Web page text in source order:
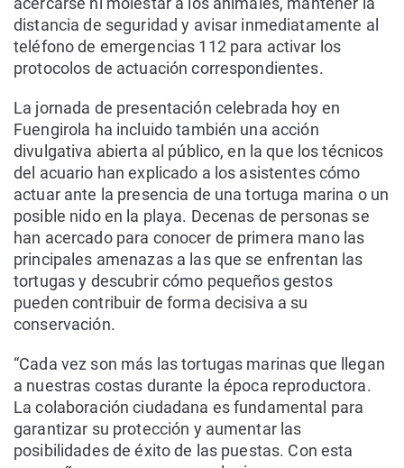
distancia de seguridad y avisar inmediatamente al
teléfono de emergencias 112 para activar los
protocolos de actuación correspondientes.
La jornada de presentación celebrada hoy en
Fuengirola ha incluido también una acción
divulgativa abierta al público, en la que los técnicos
del acuario han explicado a los asistentes cómo
actuar ante la presencia de una tortuga marina o un
posible nido en la playa. Decenas de personas se
han acercado para conocer de primera mano las
principales amenazas a las que se enfrentan las
tortugas y descubrir cómo pequeños gestos
pueden contribuir de forma decisiva a su
conservación.
“Cada vez son más las tortugas marinas que llegan
a nuestras costas durante la época reproductora.
La colaboración ciudadana es fundamental para
garantizar su protección y aumentar las
posibilidades de éxito de las puestas. Con esta